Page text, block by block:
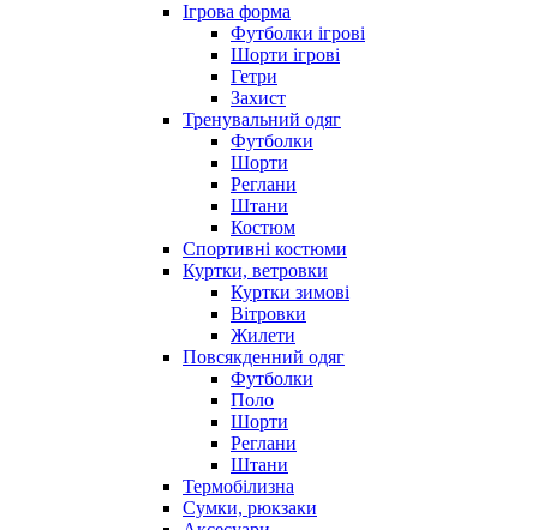
Ігрова форма
Футболки ігрові
Шорти ігрові
Гетри
Захист
Тренувальний одяг
Футболки
Шорти
Реглани
Штани
Костюм
Спортивні костюми
Куртки, ветровки
Куртки зимові
Вітровки
Жилети
Повсякденний одяг
Футболки
Поло
Шорти
Реглани
Штани
Термобілизна
Сумки, рюкзаки